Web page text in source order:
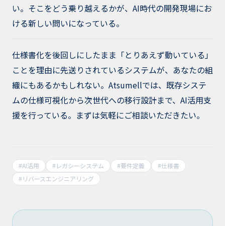
い。そこをどう乗り越えるかが、AI時代の開発現場にお
ける新しい問いになっている。
仕様書化を後回しにしたまま「とりあえず動いている」
ことを理由に先送りされているシステムが、あなたの組
織にもあるかもしれない。Atsumellでは、既存システ
ムの仕様可視化から次世代への移行設計まで、AI活用支
援を行っている。まずは気軽にご相談いただきたい。
#AI活用 # レガシーシステム #要件定義 #仕様書
# リバースエンジニアリング